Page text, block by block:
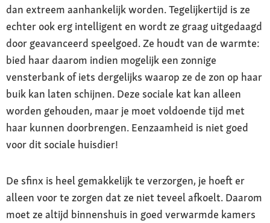
dan extreem aanhankelijk worden. Tegelijkertijd is ze
echter ook erg intelligent en wordt ze graag uitgedaagd
door geavanceerd speelgoed. Ze houdt van de warmte:
bied haar daarom indien mogelijk een zonnige
vensterbank of iets dergelijks waarop ze de zon op haar
buik kan laten schijnen. Deze sociale kat kan alleen
worden gehouden, maar je moet voldoende tijd met
haar kunnen doorbrengen. Eenzaamheid is niet goed
voor dit sociale huisdier!
De sfinx is heel gemakkelijk te verzorgen, je hoeft er
alleen voor te zorgen dat ze niet teveel afkoelt. Daarom
moet ze altijd binnenshuis in goed verwarmde kamers